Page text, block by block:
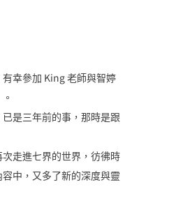
幸參加 King 老師與智婷
是三年前的事，那時是跟
走進七界的世界，彷彿時
中，又多了新的深度與靈